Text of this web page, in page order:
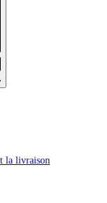
la livraison